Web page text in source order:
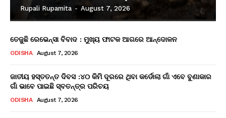
Rupali Rupamita - August 7, 2026
ତେଜୁଛି ରେଭେନ୍ସା ବିବାଦ : ମୁଖ୍ୟ ଫାଟକ ଆଗରେ ଆନ୍ଦୋଳନ
ODISHA August 7, 2026
ଜାତୀୟ ହସ୍ତତନ୍ତ ଦିବସ :୪୦ କିମି ଦୂରରେ ଥିବା କର୍ଡୋଲା ଗାଁ ଏବେ ବୁଣାକାର
ଗାଁ ଭାବେ ପାଇଛି ସ୍ବତନ୍ତ୍ର ପରିଚୟ
ODISHA August 7, 2026